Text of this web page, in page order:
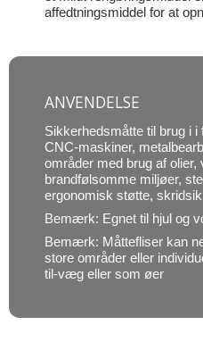
affedtningsmiddel for at
ANVENDELSE
Sikkerhedsmåtte til brug i i
CNC-maskiner,
områder med brug af olier,
brandfølsomme miljøer,
ergonomisk støtte,
Bemærk: Egnet til hjul og
Bemærk: Måttefliser kan
store områder eller
til-væg eller som øer